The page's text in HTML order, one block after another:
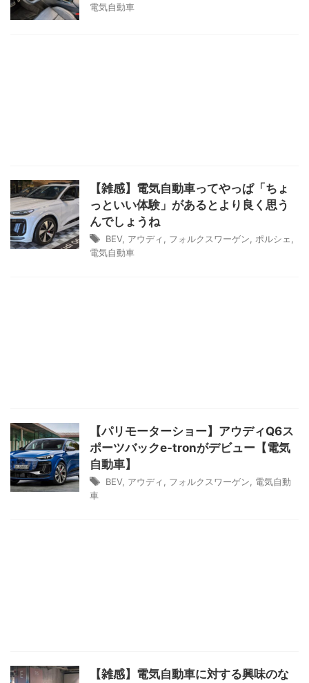
電気自動車
【雑感】電気自動車ってやっぱ「ちょ
っといい体験」があるとより良く思う
んでしょうね
BEV, アウディ フォルクスワーゲン ポルシェ
電気自動車
【パリモーターショー】アウディQ6ス
ポーツバックe-tronがデビュー【電気
自動車】
BEV, アウディ フォルクスワーゲン
電気自動
車
【雑感】電気自動車に対する興味のな